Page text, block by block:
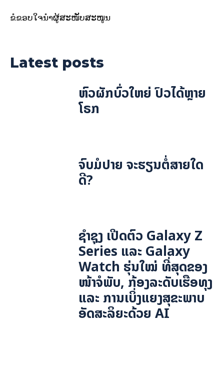
ຂໍຂອບໃຈນຳຜູ້ສະໜັບສະໜູນ
Latest posts
ຫົວຜັກບົ່ວໃຫຍ່ ປົວໄດ້ຫຼາຍ
ໂຣກ
ຈົບມໍປາຍ ຈະຮຽນຕໍ່ສາຍໃດ
ດີ?
ຊຳຊຸງ ເປີດຕົວ Galaxy Z
Series ແລະ Galaxy
Watch ຮຸ່ນໃໝ່ ທີ່ສຸດຂອງ
ໜ້າຈໍພັບ, ກ້ອງລະດັບເຮືອທຸງ
ແລະ ການເບິ່ງແຍງສຸຂະພາບ
ອັດສະລິຍະດ້ວຍ AI